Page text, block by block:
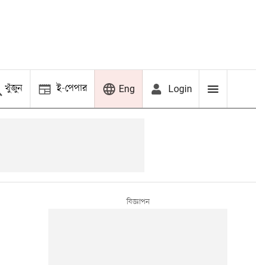
খুঁজুন ই-পেপার Eng Login